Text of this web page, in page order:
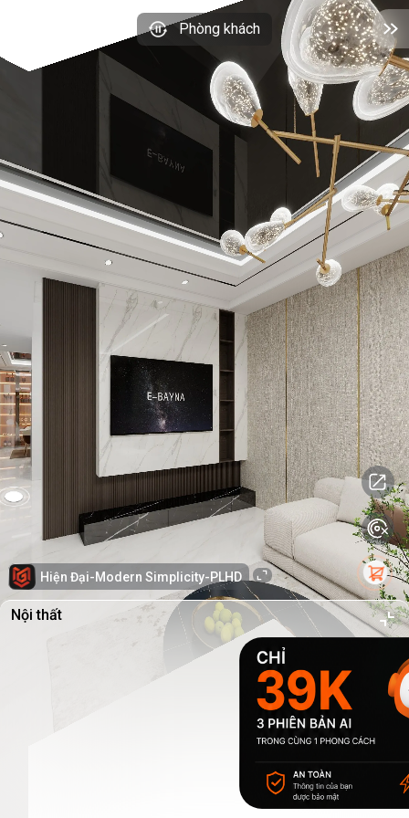
Phòng khách
Hiện Đại-Modern Simplicity-PLHD
Nội thất